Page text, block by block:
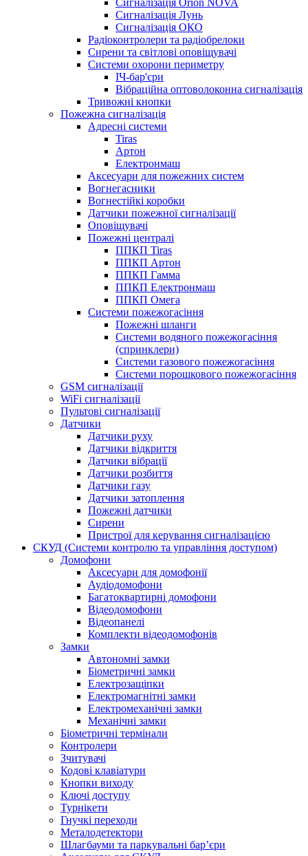
Сигналізація Orion NOVA
Сигналізація Лунь
Сигналізація ОКО
Радіоконтролери та радіобрелоки
Сирени та світлові оповіщувачі
Системи охорони периметру
ІЧ-бар'єри
Вібраційна оптоволоконна сигналізація
Тривожні кнопки
Пожежна сигналізація
Адресні системи
Tiras
Артон
Електронмаш
Аксесуари для пожежних систем
Вогнегасники
Вогнестійкі коробки
Датчики пожежної сигналізації
Оповіщувачі
Пожежні централі
ППКП Tiras
ППКП Артон
ППКП Гамма
ППКП Електронмаш
ППКП Омега
Системи пожежогасіння
Пожежні шланги
Системи водяного пожежогасіння
(спринклери)
Системи газового пожежогасіння
Системи порошкового пожежогасіння
GSM сигналізації
WiFi сигналізації
Пультові сигналізації
Датчики
Датчики руху
Датчики відкриття
Датчики вібрації
Датчики розбиття
Датчики газу
Датчики затоплення
Пожежні датчики
Сирени
Пристрої для керування сигналізацією
СКУД (Системи контролю та управління доступом)
Домофони
Аксесуари для домофонії
Аудіодомофони
Багатоквартирні домофони
Відеодомофони
Відеопанелі
Комплекти відеодомофонів
Замки
Автономні замки
Біометричні замки
Електрозащіпки
Електромагнітні замки
Електромеханічні замки
Механічні замки
Біометричні термінали
Контролери
Зчитувачі
Кодові клавіатури
Кнопки виходу
Ключі доступу
Турнікети
Гнучкі переходи
Металодетектори
Шлагбауми та паркувальні бар’єри